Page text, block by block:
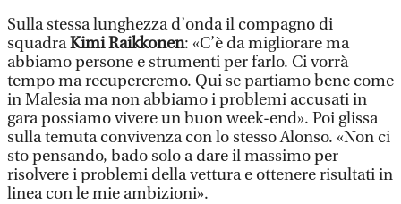
Sulla stessa lunghezza d’onda il compagno di
squadraKimi Raikkonen: «C’è da migliorare ma
abbiamo persone e strumenti per farlo. Ci vorrà
tempo ma recupereremo. Qui se partiamo bene come
in Malesia ma non abbiamo i problemi accusati in
gara possiamo vivere un buon week-end». Poi glissa
sulla temuta convivenza con lo stesso Alonso. «Non ci
sto pensando, bado solo a dare il massimo per
risolvere i problemi della vettura e ottenere risultati in
linea con le mie ambizioni».